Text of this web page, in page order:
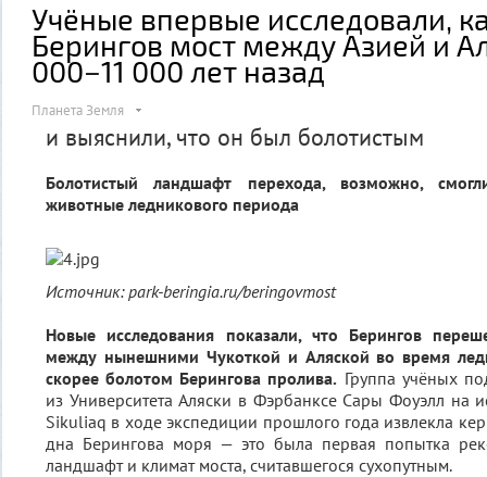
Учёные впервые исследовали,
Берингов мост между Азией и
000−11 000 лет назад
Планета Земля
и выяснили, что он был болотистым
Болотистый ландшафт перехода, возможно,
животные ледникового периода
Источник: park-beringia.ru/beringovmost
Новые исследования показали, что Берингов
между нынешними Чукоткой и Аляской во время
скорее болотом Берингова пролива. Группа учёных
из Университета Аляски в Фэрбанксе Сары Фоуэлл на
Sikuliaq в ходе экспедиции прошлого года извлекла
дна Берингова моря — это была первая попытка
ландшафт и климат моста, считавшегося сухопутным.